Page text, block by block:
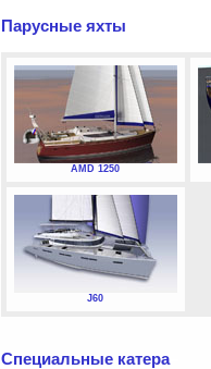
Парусные яхты
AMD 1250
J60
Специальные катера